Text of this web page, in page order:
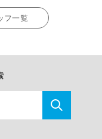
フ一覧